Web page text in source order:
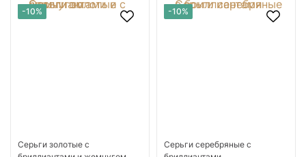
-10%
Серьги золотые с
-10%
Серьги серебряные с